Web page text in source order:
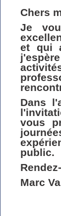
Chers
Je
et qui
Dans
vous
public.
Marc